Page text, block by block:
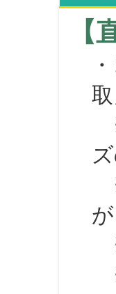
【
・
※
※
※
※